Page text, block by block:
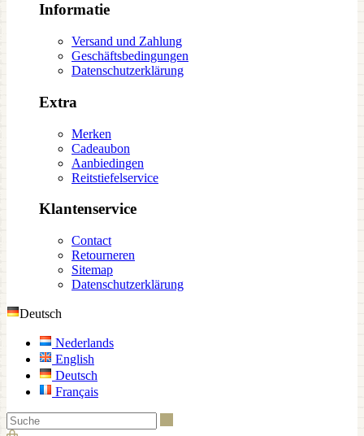
Informatie
Versand und Zahlung
Geschäftsbedingungen
Datenschutzerklärung
Extra
Merken
Cadeaubon
Aanbiedingen
Reitstiefelservice
Klantenservice
Contact
Retourneren
Sitemap
Datenschutzerklärung
Deutsch
Nederlands
English
Deutsch
Français